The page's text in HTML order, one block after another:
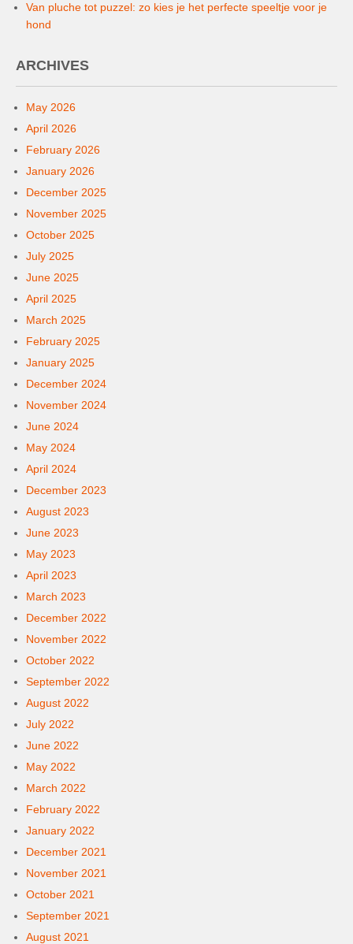
Van pluche tot puzzel: zo kies je het perfecte speeltje voor je
hond
ARCHIVES
May 2026
April 2026
February 2026
January 2026
December 2025
November 2025
October 2025
July 2025
June 2025
April 2025
March 2025
February 2025
January 2025
December 2024
November 2024
June 2024
May 2024
April 2024
December 2023
August 2023
June 2023
May 2023
April 2023
March 2023
December 2022
November 2022
October 2022
September 2022
August 2022
July 2022
June 2022
May 2022
March 2022
February 2022
January 2022
December 2021
November 2021
October 2021
September 2021
August 2021